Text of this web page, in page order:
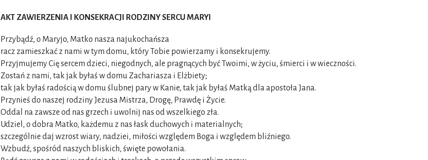
AKT ZAWIERZENIA I KONSEKRACJI RODZINY SERCU MARYI
Przybądź, o Maryjo, Matko nasza najukochańsza
racz zamieszkać z nami w tym domu, który Tobie powierzamy i konsekrujemy.
Przyjmujemy Cię sercem dzieci, niegodnych, ale pragnących być Twoimi, w życiu, śmierci i w wieczności.
Zostań z nami, tak jak byłaś w domu Zachariasza i Elżbiety;
tak jak byłaś radością w domu ślubnej pary w Kanie, tak jak byłaś Matką dla apostoła Jana.
Przynieś do naszej rodziny Jezusa Mistrza, Drogę, Prawdę i Życie.
Oddal na zawsze od nas grzech i uwolnij nas od wszelkiego zła.
Udziel, o dobra Matko, każdemu z nas łask duchowych i materialnych;
szczególnie daj wzrost wiary, nadziei, miłości względem Boga i względem bliźniego.
Wzbudź, spośród naszych bliskich, święte powołania.